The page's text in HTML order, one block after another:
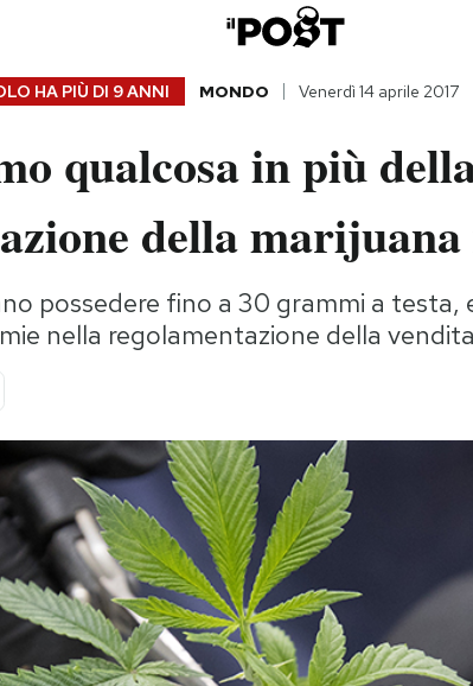
HA PIÙ DI 9 ANNI MONDO Venerdì 14 aprile 2017
qualcosa in più
della
possedere fino a 30 grammi a testa,
nella regolamentazione della